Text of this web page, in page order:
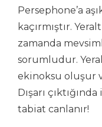
Persephone’a
kaçırmıştır.
zamanda
sorumludur.
ekinoksu oluşur
Dışarı
tabiat canlanır!